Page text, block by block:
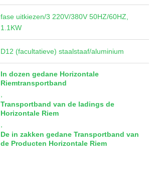
fase uitkiezen/3 220V/380V 50HZ/60HZ,
1.1KW
D12 (facultatieve) staalstaaf/aluminium
In dozen gedane Horizontale
Riemtransportband
Transportband van de ladings de
Horizontale Riem
De in zakken gedane Transportband van
de Producten Horizontale Riem